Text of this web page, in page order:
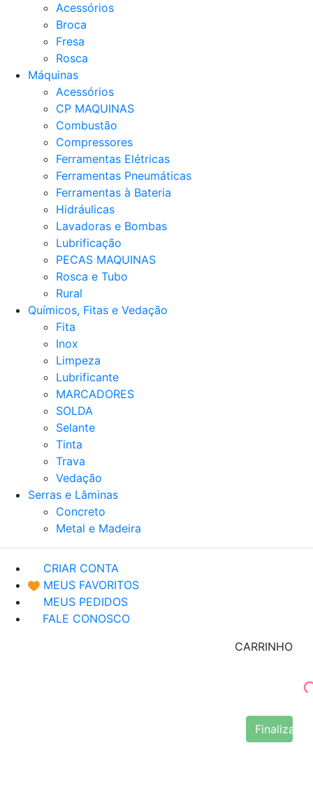
Acessórios
Broca
Fresa
Rosca
Máquinas
Acessórios
CP MAQUINAS
Combustão
Compressores
Ferramentas Elétricas
Ferramentas Pneumáticas
Ferramentas à Bateria
Hidráulicas
Lavadoras e Bombas
Lubrificação
PECAS MAQUINAS
Rosca e Tubo
Rural
Químicos, Fitas e Vedação
Fita
Inox
Limpeza
Lubrificante
MARCADORES
SOLDA
Selante
Tinta
Trava
Vedação
Serras e Lâminas
Concreto
Metal e Madeira
CRIAR CONTA
MEUS FAVORITOS
MEUS PEDIDOS
FALE CONOSCO
CARRINHO
Finalizar